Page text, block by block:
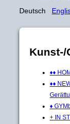
Deutsch
Kunst-/
♦♦
♦♦
♦
+ IN